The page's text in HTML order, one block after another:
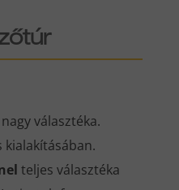
választéka.
kialakításában.
teljes választéka